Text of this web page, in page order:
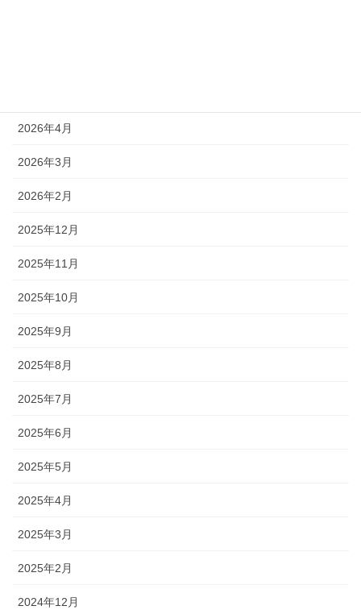
2026年4月
2026年3月
2026年2月
2025年12月
2025年11月
2025年10月
2025年9月
2025年8月
2025年7月
2025年6月
2025年5月
2025年4月
2025年3月
2025年2月
2024年12月